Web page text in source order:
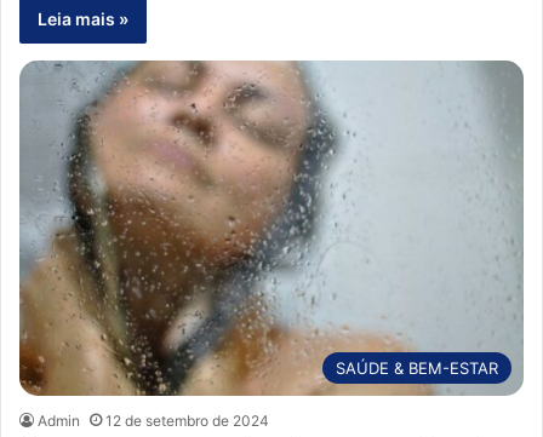
Leia mais »
SAÚDE & BEM-ESTAR
Admin 12 de setembro de 2024